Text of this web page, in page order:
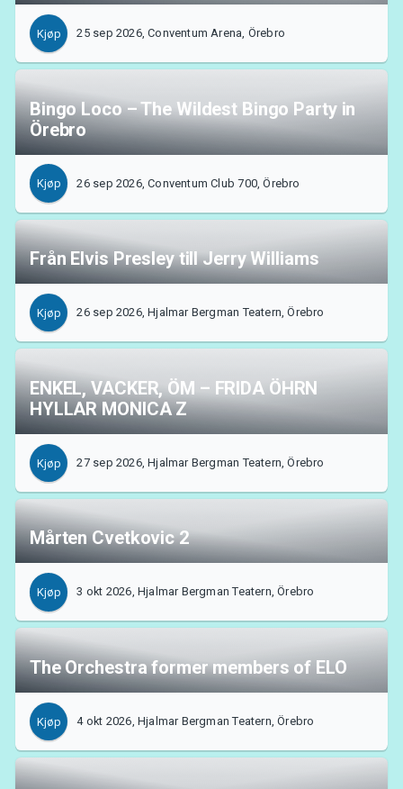
Om Tickster
Kjøp 25 sep 2026, Conventum Arena, Örebro
Bingo Loco – The Wildest Bingo Party in
Örebro
Kjøp 26 sep 2026, Conventum Club 700, Örebro
Från Elvis Presley till Jerry Williams
Kjøp 26 sep 2026, Hjalmar Bergman Teatern, Örebro
ENKEL, VACKER, ÖM – FRIDA ÖHRN
HYLLAR MONICA Z
Kjøp 27 sep 2026, Hjalmar Bergman Teatern, Örebro
Mårten Cvetkovic 2
Kjøp 3 okt 2026, Hjalmar Bergman Teatern, Örebro
The Orchestra former members of ELO
Kjøp 4 okt 2026, Hjalmar Bergman Teatern, Örebro